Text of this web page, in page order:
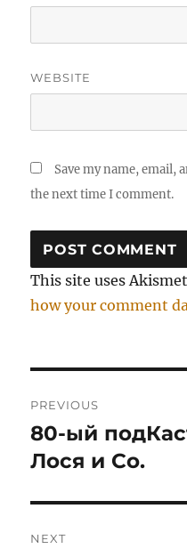
WEBSITE
Save my name, email,
the next time I comment.
This site uses
how your comment
navigation
PREVIOUS
Previous
post:
80-ый
Лося и Со.
NEXT